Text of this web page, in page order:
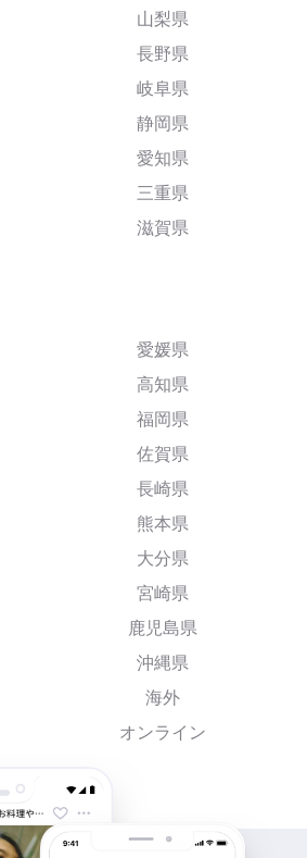
山梨県
長野県
岐阜県
静岡県
愛知県
三重県
滋賀県
愛媛県
高知県
福岡県
佐賀県
長崎県
熊本県
大分県
宮崎県
鹿児島県
沖縄県
海外
オンライン